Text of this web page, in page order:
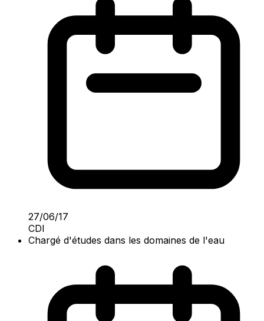
27/06/17
CDI
Chargé d'études dans les domaines de l'eau